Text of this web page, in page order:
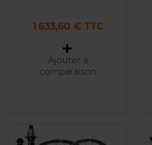
Prix
1 633,60 € TTC
Ajouter à
comparaison